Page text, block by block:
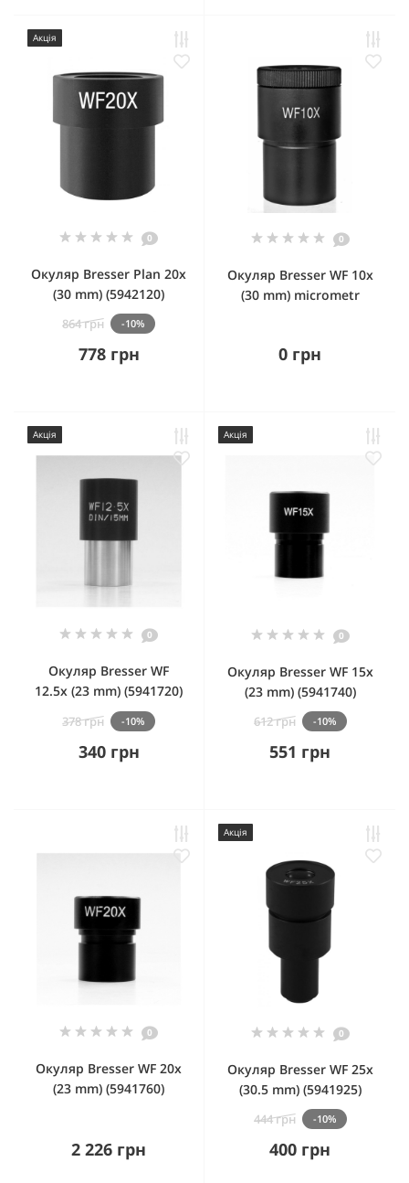
Акція
0
Окуляр Bresser Plan 20x
(30 mm) (5942120)
864 грн -10%
778 грн
0
Окуляр Bresser WF 10x
(30 mm) micrometr
0 грн
Акція
0
Окуляр Bresser WF
12.5x (23 mm) (5941720)
378 грн -10%
340 грн
Акція
0
Окуляр Bresser WF 15x
(23 mm) (5941740)
612 грн -10%
551 грн
0
Окуляр Bresser WF 20x
(23 mm) (5941760)
2 226 грн
Акція
0
Окуляр Bresser WF 25x
(30.5 mm) (5941925)
444 грн -10%
400 грн